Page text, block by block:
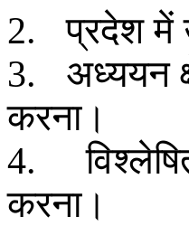
2.प्रदेश में
3. अध्ययन
करना।
4.
करना।